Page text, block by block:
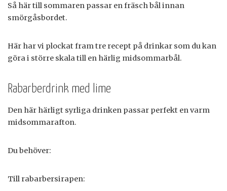
Så här till sommaren passar en fräsch bål innan
smörgåsbordet.
Här har vi plockat fram tre recept på drinkar som du kan
göra i större skala till en härlig midsommarbål.
Rabarberdrink med lime
Den här härligt syrliga drinken passar perfekt en varm
midsommarafton.
Du behöver:
Till rabarbersirapen: